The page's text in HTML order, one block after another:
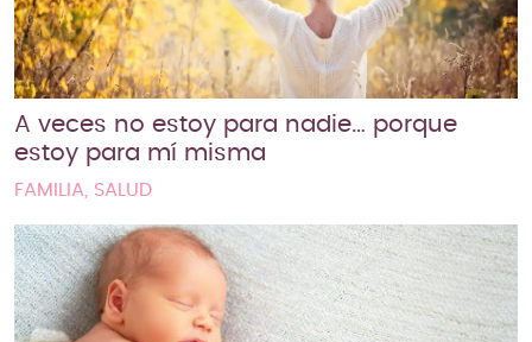
A veces no estoy para nadie… porque
estoy para mí misma
FAMILIA, SALUD